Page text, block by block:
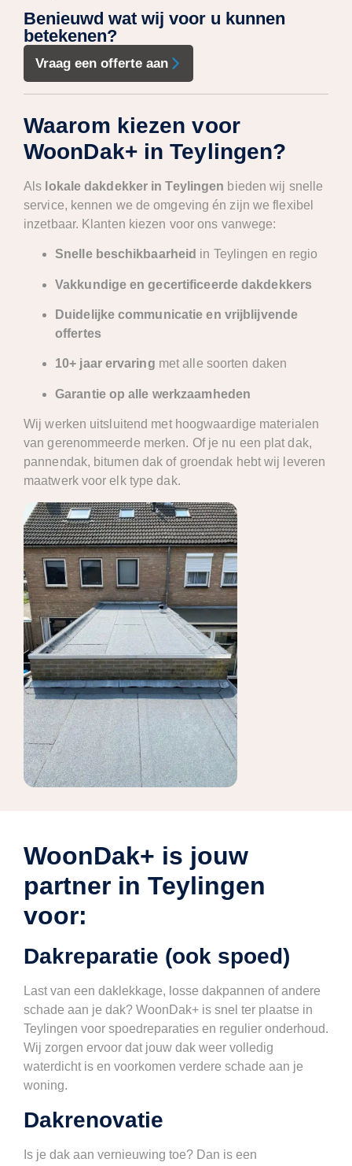
Benieuwd wat wij voor u kunnen
betekenen?
Vraag een offerte aan
Waarom kiezen voor
WoonDak+ in Teylingen?
Als lokale dakdekker in Teylingen bieden wij snelle
service, kennen we de omgeving én zijn we flexibel
inzetbaar. Klanten kiezen voor ons vanwege:
Snelle beschikbaarheid in Teylingen en regio
Vakkundige en gecertificeerde dakdekkers
Duidelijke communicatie en vrijblijvende
offertes
10+ jaar ervaring met alle soorten daken
Garantie op alle werkzaamheden
Wij werken uitsluitend met hoogwaardige materialen
van gerenommeerde merken. Of je nu een plat dak,
pannendak, bitumen dak of groendak hebt wij leveren
maatwerk voor elk type dak.
WoonDak+ is jouw
partner in Teylingen
voor:
Dakreparatie (ook spoed)
Last van een daklekkage, losse dakpannen of andere
schade aan je dak? WoonDak+ is snel ter plaatse in
Teylingen voor spoedreparaties en regulier onderhoud.
Wij zorgen ervoor dat jouw dak weer volledig
waterdicht is en voorkomen verdere schade aan je
woning.
Dakrenovatie
Is je dak aan vernieuwing toe? Dan is een